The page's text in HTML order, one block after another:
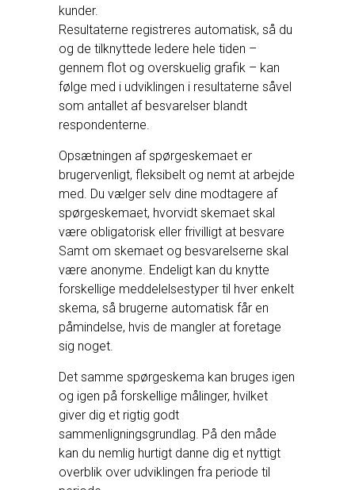
kunder.
Resultaterne registreres automatisk, så du
og de tilknyttede ledere hele tiden –
gennem flot og overskuelig grafik – kan
følge med i udviklingen i resultaterne såvel
som antallet af besvarelser blandt
respondenterne.
Opsætningen af spørgeskemaet er
brugervenligt, fleksibelt og nemt at arbejde
med. Du vælger selv dine modtagere af
spørgeskemaet, hvorvidt skemaet skal
være obligatorisk eller frivilligt at besvare
Samt om skemaet og besvarelserne skal
være anonyme. Endeligt kan du knytte
forskellige meddelelsestyper til hver enkelt
skema, så brugerne automatisk får en
påmindelse, hvis de mangler at foretage
sig noget.
Det samme spørgeskema kan bruges igen
og igen på forskellige målinger, hvilket
giver dig et rigtig godt
sammenligningsgrundlag. På den måde
kan du nemlig hurtigt danne dig et nyttigt
overblik over udviklingen fra periode til